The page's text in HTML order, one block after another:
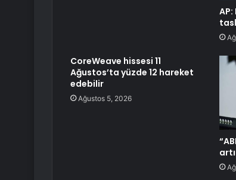
CoreWeave hissesi 11
Ağustos’ta yüzde 12 hareket
edebilir
Ağustos 5, 2026